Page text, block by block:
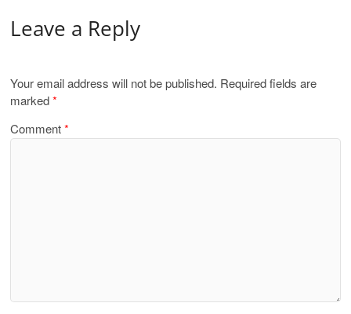
Leave a Reply
Your email address will not be published. Required fields are
marked*
Comment*